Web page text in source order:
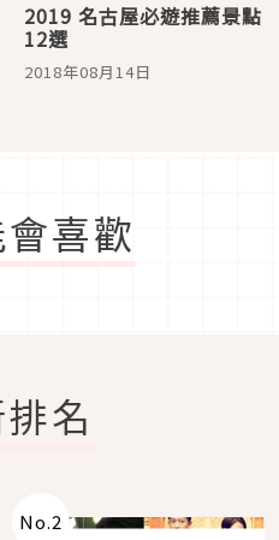
2019 名古屋必遊推薦景點
12選
2018年08月14日
喜歡
名
No.2